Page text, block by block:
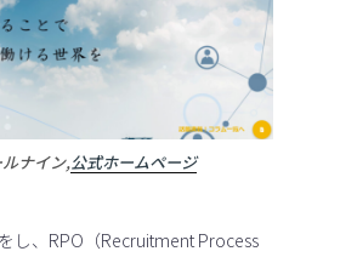
ナイン,公式ホームページ
し、RPO（Recruitment Process